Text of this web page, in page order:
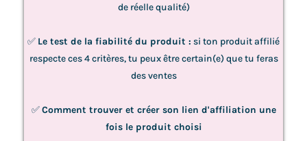
de réelle qualité)
✅ Le test de la fiabilité du produit : si ton produit affilié
respecte ces 4 critères, tu peux être certain(e) que tu feras
des ventes
✅Comment trouver et créer son lien d'affiliation une
fois le produit choisi